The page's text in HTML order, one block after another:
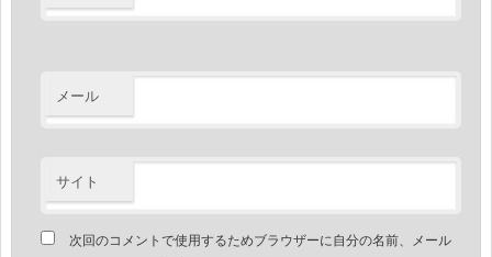
メール
サイト
次回のコメントで使用するためブラウザーに自分の名前、メール